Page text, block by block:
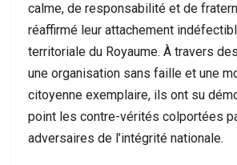
calme, de responsabilité et de
réaffirmé leur attachement
territoriale du Royaume. À travers
une organisation sans faille et une
citoyenne exemplaire, ils ont su
point les contre-vérités colportées
adversaires de l’intégrité nationale.